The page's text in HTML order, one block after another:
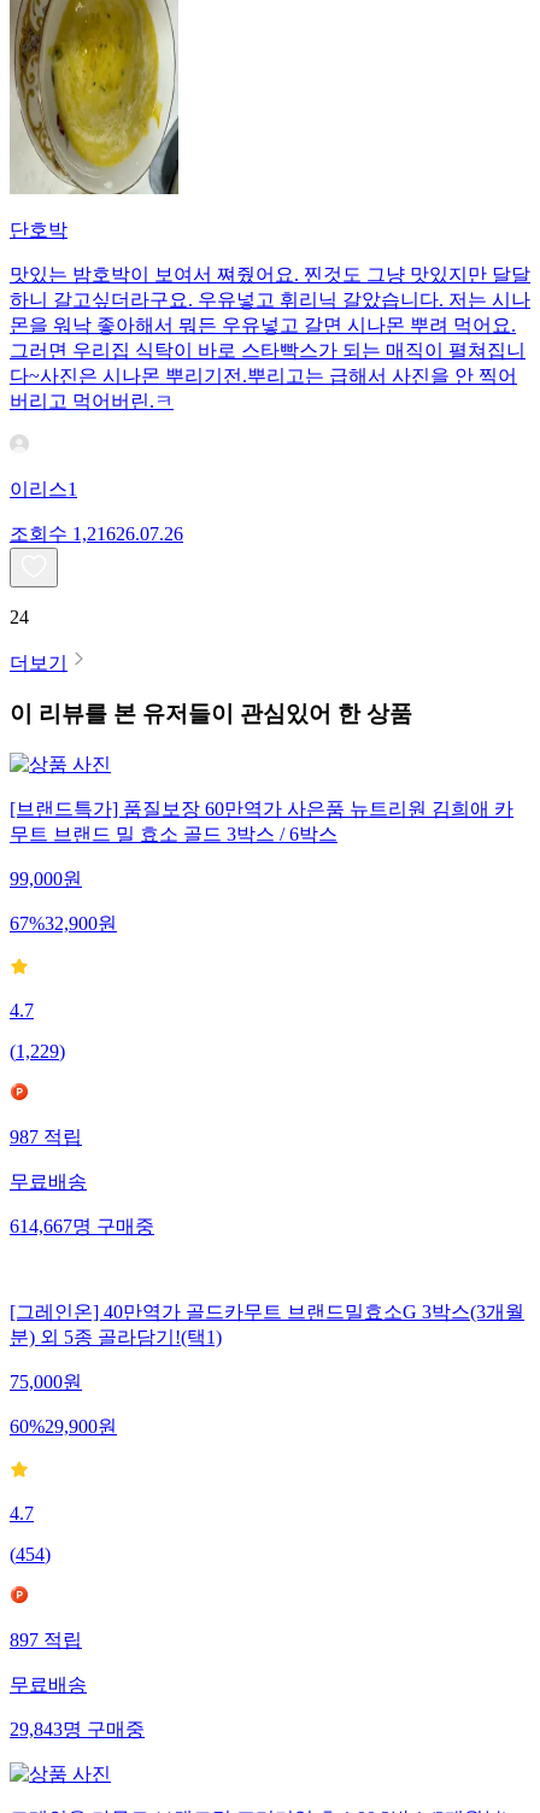
단호박
맛있는 밤호박이 보여서 쪄줬어요. 찐것도 그냥 맛있지만 달달
하니 갈고싶더라구요. 우유넣고 휘리닉 갈았습니다. 저는 시나
몬을 워낙 좋아해서 뭐든 우유넣고 갈면 시나몬 뿌려 먹어요.
그러면 우리집 식탁이 바로 스타빡스가 되는 매직이 펼쳐집니
다~사진은 시나몬 뿌리기전.뿌리고는 급해서 사진을 안 찍어
버리고 먹어버린.ㅋ
이리스1
조회수 1,21626.07.26
24
더보기
이 리뷰를 본 유저들이 관심있어 한 상품
[브랜드특가] 품질보장 60만역가 사은품 뉴트리원 김희애 카
무트 브랜드 밀 효소 골드 3박스 / 6박스
99,000원
67%32,900원
4.7
(1,229)
987 적립
무료배송
614,667명 구매중
[그레인온] 40만역가 골드카무트 브랜드밀효소G 3박스(3개월
분) 외 5종 골라담기!(택1)
75,000원
60%29,900원
4.7
(454)
897 적립
무료배송
29,843명 구매중